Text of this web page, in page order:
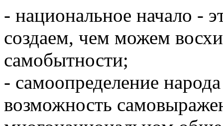
- национальное начало -
создаем, чем можем
самобытности;
- самоопределение
возможность